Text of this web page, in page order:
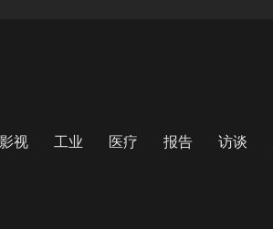
影视 工业 医疗 报告 访谈